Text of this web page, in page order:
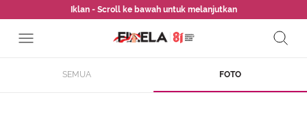
Iklan - Scroll ke bawah untuk melanjutkan
SEMUA FOTO